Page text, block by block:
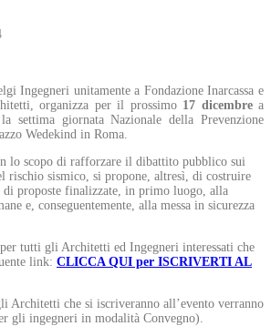
Ingegneri unitamente a Fondazione Inarcassa e
organizza per il prossimo 17 dicembrea
settima giornata Nazionale della Prevenzione
Wedekind in Roma.
lo scopo di rafforzare il dibattito pubblico sui
rischio sismico, si propone, altresì, di costruire
di proposte finalizzate, in primo luogo, alla
e, conseguentemente, alla messa in sicurezza
per tutti gli Architetti ed Ingegneri interessati che
link: CLICCA QUI per ISCRIVERTI AL
Architetti che si iscriveranno all’evento verranno
gli ingegneri in modalità Convegno).